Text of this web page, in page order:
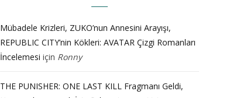
Mübadele Krizleri, ZUKO’nun Annesini Arayışı,
REPUBLIC CITY’nin Kökleri: AVATAR Çizgi Romanları
İncelemesi için Ronny
THE PUNISHER: ONE LAST KILL Fragmanı Geldi,